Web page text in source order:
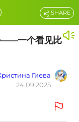
——一个看见比
Гиева
24.09.2025
SHARE